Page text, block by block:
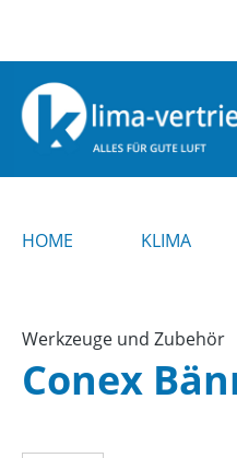
HOME KLIMA
Werkzeuge und Zubehör
Conex